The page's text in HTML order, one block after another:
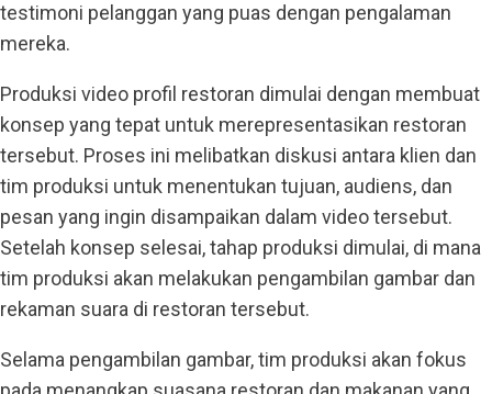
testimoni pelanggan yang puas dengan pengalaman
mereka.
Produksi video profil restoran dimulai dengan membuat
konsep yang tepat untuk merepresentasikan restoran
tersebut. Proses ini melibatkan diskusi antara klien dan
tim produksi untuk menentukan tujuan, audiens, dan
pesan yang ingin disampaikan dalam video tersebut.
Setelah konsep selesai, tahap produksi dimulai, di mana
tim produksi akan melakukan pengambilan gambar dan
rekaman suara di restoran tersebut.
Selama pengambilan gambar, tim produksi akan fokus